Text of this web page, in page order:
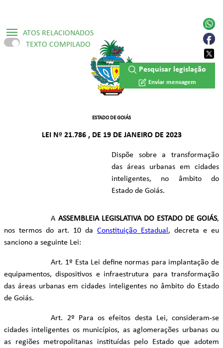
ATOS RELACIONADOS
▷ Mensagem de veto 28 / 2023
▷ Constituição Estadual /1989
▷ Lei Ordinária Nº 23.390/2025
TEXTO COMPILADO
ESTADO DE GOIÁS
LEI Nº 21.786 , DE 19 DE JANEIRO DE 2023
Dispõe sobre a transformação
das áreas urbanas em cidades
inteligentes, no âmbito do
Estado de Goiás.
A ASSEMBLEIA LEGISLATIVA DO ESTADO DE GOIÁS,
nos termos do art. 10 da Constituição Estadual, decreta e eu
sanciono a seguinte Lei:
Art. 1º Esta Lei define normas para implantação de
equipamentos, dispositivos e infraestrutura para transformação
das áreas urbanas em cidades inteligentes no âmbito do Estado
de Goiás.
Art. 2º Para os efeitos desta Lei, consideram-se
cidades inteligentes os municípios, as aglomerações urbanas ou
as regiões metropolitanas instituídas pelo Estado que adotem
Pesquisar legislação
Enviar mensagem